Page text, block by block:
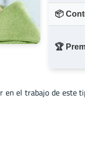
📦
🏆
en el trabajo de este